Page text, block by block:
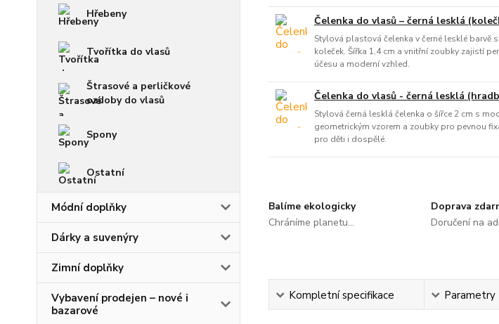
Hřebeny
Tvořítka do vlasů
Štrasové a perličkové
ozdoby do vlasů
Spony
Ostatní
Módní doplňky
Dárky a suvenýry
Zimní doplňky
Vybavení prodejen – nové i
bazarové
Čelenka do vlasů – černá lesklá
Stylová plastová čelenka v černé lesklé barvě
koleček. Šířka 1,4 cm a vnitřní zoubky zajistí
účesu a moderní vzhled.
Čelenka do vlasů - černá lesklá
Stylová černá lesklá čelenka o šířce 2 cm s
geometrickým vzorem a zoubky pro pevnou
pro děti i dospělé.
Balíme ekologicky
Chráníme planetu...
Doprava
Doručení na
Kompletní specifikace Parametry